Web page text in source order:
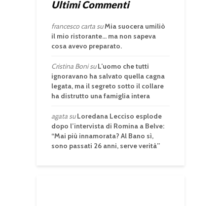
Ultimi Commenti
francesco cartasuMia suocera umiliò
il mio ristorante… ma non sapeva
cosa avevo preparato.
Cristina BonisuL’uomo che tutti
ignoravano ha salvato quella cagna
legata, ma il segreto sotto il collare
ha distrutto una famiglia intera
agatasuLoredana Lecciso esplode
dopo l’intervista di Romina a Belve:
“Mai più innamorata? Al Bano sì,
sono passati 26 anni, serve verità”